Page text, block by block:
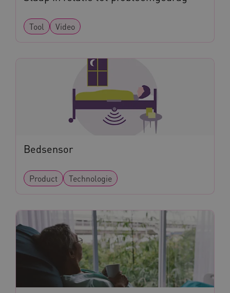
Tool Video
Bedsensor
Product Technologie
BCSessionID vilans.blueconic.net
ARRAffinity
Microsoft Corporation
.www.kennispleingehandicaptensector.nl
www.kennispleingehandicaptensector.nl
AWSALBCORS
Amazon.com Inc.
vilans.blueconic.net